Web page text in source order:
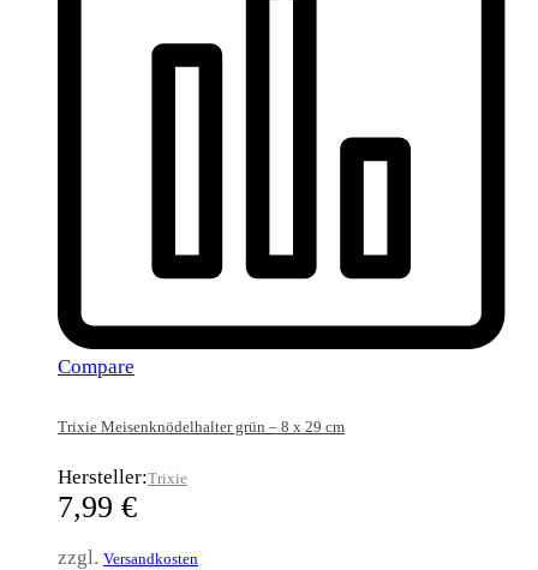
Compare
Trixie Meisenknödelhalter grün – 8 x 29 cm
Hersteller:Trixie
7,99 €
zzgl. Versandkosten